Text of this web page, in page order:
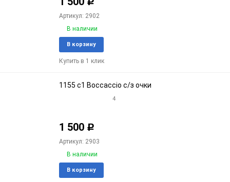
Артикул: 2902
В наличии
В корзину
Купить в 1 клик
1155 c1 Boccaccio с/з очки
4
1 500 Р
Артикул: 2903
В наличии
В корзину